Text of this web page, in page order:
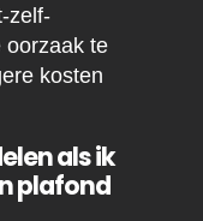
zelf-
oorzaak te
kosten
als ik
plafond